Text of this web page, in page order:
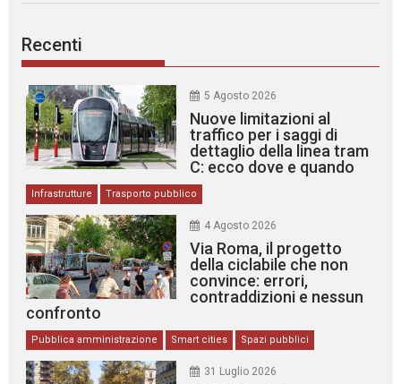
Recenti
5 Agosto 2026
Nuove limitazioni al
traffico per i saggi di
dettaglio della linea tram
C: ecco dove e quando
Infrastrutture Trasporto pubblico
4 Agosto 2026
Via Roma, il progetto
della ciclabile che non
convince: errori,
contraddizioni e nessun
confronto
Pubblica amministrazione Smart cities Spazi pubblici
31 Luglio 2026